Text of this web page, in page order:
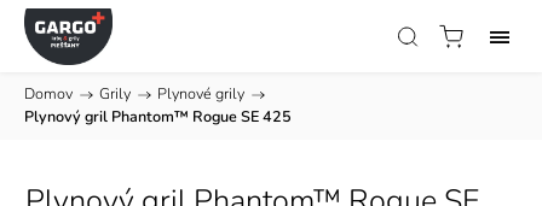
Domov / Grily / Plynové grily /
Plynový gril Phantom™ Rogue SE 425